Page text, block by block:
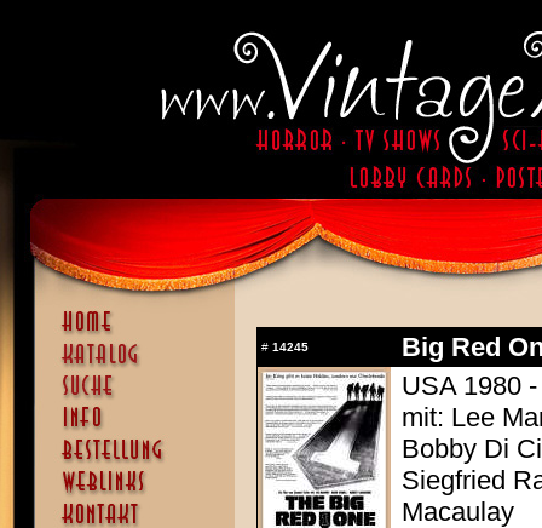
# 14245
Big Red
USA 1980
mit: Lee
Bobby Di
Siegfried
Macaulay